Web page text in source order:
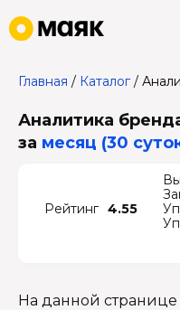
Главная / Каталог/
Аналитика
за месяц (30
Рейтинг 4.55
На данной странице